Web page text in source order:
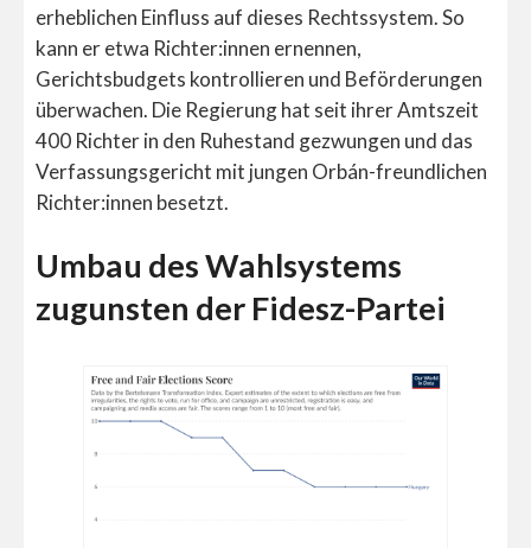
erheblichen Einfluss auf dieses Rechtssystem. So
kann er etwa Richter:innen ernennen,
Gerichtsbudgets kontrollieren und Beförderungen
überwachen. Die Regierung hat seit ihrer Amtszeit
400 Richter in den Ruhestand gezwungen und das
Verfassungsgericht mit jungen Orbán-freundlichen
Richter:innen besetzt.
Umbau des Wahlsystems
zugunsten der Fidesz-Partei